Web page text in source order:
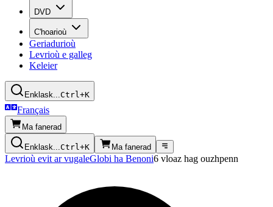
DVD
C'hoarioù
Geriadurioù
Levrioù e galleg
Keleier
Enklask...Ctrl+K
Français
Ma fanerad
Enklask...Ctrl+K Ma fanerad
Levrioù evit ar vugaleGlobi ha Benoni6 vloaz hag ouzhpenn